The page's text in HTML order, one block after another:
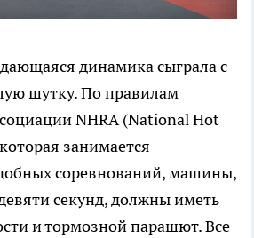
динамика сыграла с
шутку. По правилам
NHRA (National Hot
занимается
соревнований, машины,
секунд, должны иметь
и тормозной парашют. Все